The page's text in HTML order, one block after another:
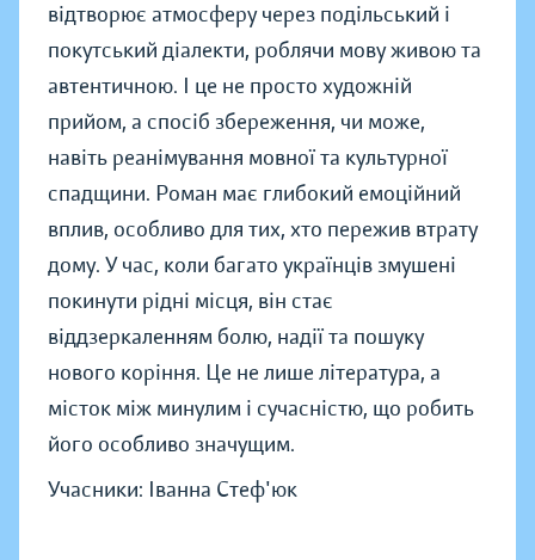
відтворює атмосферу через подільський і
покутський діалекти, роблячи мову живою та
автентичною. І це не просто художній
прийом, а спосіб збереження, чи може,
навіть реанімування мовної та культурної
спадщини. Роман має глибокий емоційний
вплив, особливо для тих, хто пережив втрату
дому. У час, коли багато українців змушені
покинути рідні місця, він стає
віддзеркаленням болю, надії та пошуку
нового коріння. Це не лише література, а
місток між минулим і сучасністю, що робить
його особливо значущим.
Учасники: Іванна Стеф'юк